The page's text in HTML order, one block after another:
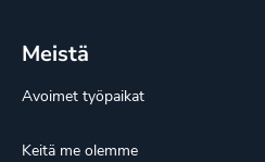
Meistä
Avoimet työpaikat
Keitä me olemme